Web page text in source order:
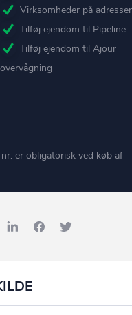
Virksomheder på
Tilføj ejendom til Pipeline
Tilføj ejendom til Ajour
overvågning
er obligatorisk ved køb af